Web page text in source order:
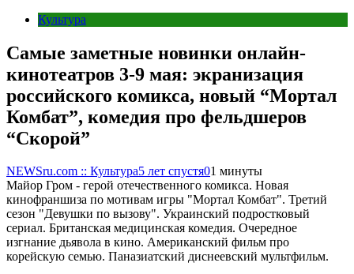
Культура
Самые заметные новинки онлайн-
кинотеатров 3-9 мая: экранизация
российского комикса, новый “Мортал
Комбат”, комедия про фельдшеров
“Скорой”
NEWSru.com :: Культура5 лет спустя01 минуты
Майор Гром - герой отечественного комикса. Новая
кинофраншиза по мотивам игры "Мортал Комбат". Третий
сезон "Девушки по вызову". Украинский подростковый
сериал. Британская медицинская комедия. Очередное
изгнание дьявола в кино. Американский фильм про
корейскую семью. Паназиатский диснеевский мультфильм.